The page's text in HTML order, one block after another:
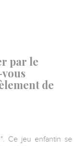
par le
de
Ce jeu enfantin se